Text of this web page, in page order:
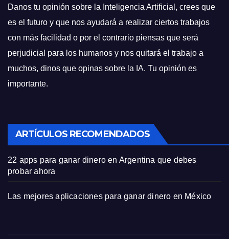
Danos tu opinión sobre la Inteligencia Artificial, crees que
es el futuro y que nos ayudará a realizar ciertos trabajos
con más facilidad o por el contrario piensas que será
perjudicial para los humanos y nos quitará el trabajo a
muchos, dinos que opinas sobre la IA. Tu opinión es
importante.
ARTÍCULOS RECOMENDADOS
22 apps para ganar dinero en Argentina que debes
probar ahora
Las mejores aplicaciones para ganar dinero en México